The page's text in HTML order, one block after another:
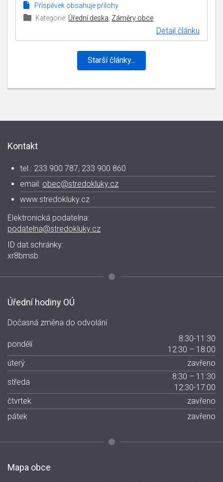
Příspěvek obsahuje přílohy
Kategorie: Úřední deska, Záměry obce
Detail článku
Starší články...
Kontakt
tel.: 233 900 787, 233 900 860
email: obec@stredokluky.cz
www.stredokluky.cz
Elektronická podatelna:
podatelna@stredokluky.cz
ID dat.schránky:
xr8bmsb
Úřední hodiny OÚ
Dočasná změna do odvolání
pondělí
8:30-11:30
12:30 – 18:00
úterý
zavřeno
středa
8:30 – 11:30
12:30-17:00
čtvrtek
zavřeno
pátek
zavřeno
Mapa obce